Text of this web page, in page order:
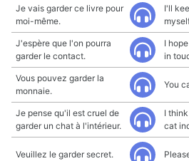
Je vais garder ce livre pour
moi-même.
I'll
J'espère que l'on pourra
garder le contact.
I
in
Vous pouvez garder la
monnaie.
You
Je pense qu'il est cruel de
garder un chat à l'intérieur.
I
cat
Veuillez le garder secret.